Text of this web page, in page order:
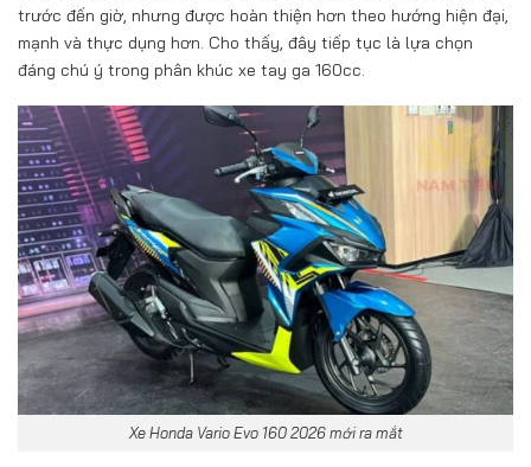
trước đến giờ, nhưng được hoàn thiện hơn theo hướng hiện đại,
mạnh và thực dụng hơn. Cho thấy, đây tiếp tục là lựa chọn
đáng chú ý trong phân khúc xe tay ga 160cc.
Xe Honda Vario Evo 160 2026 mới ra mắt